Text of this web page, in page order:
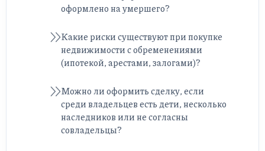
оформлено на умершего?
Какие риски существуют при покупке
недвижимости с обременениями
(ипотекой, арестами, залогами)?
Можно ли оформить сделку, если
среди владельцев есть дети, несколько
наследников или не согласны
совладельцы?